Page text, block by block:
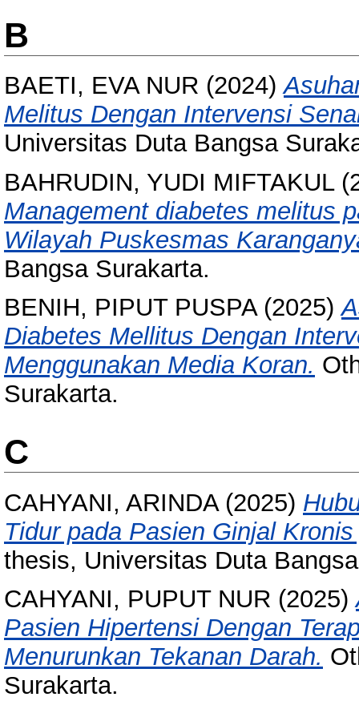
B
BAETI, EVA NUR (2024)
Melitus Dengan Intervensi
Universitas Duta Bangsa
BAHRUDIN, YUDI MIFTAKUL
Management diabetes melitus
Wilayah Puskesmas
Bangsa Surakarta.
BENIH, PIPUT PUSPA(2025)
Diabetes Mellitus Dengan
Menggunakan Media Koran.
Surakarta.
C
CAHYANI, ARINDA(2025)
Tidur pada Pasien Ginjal
thesis, Universitas Duta
CAHYANI, PUPUT NUR (2025)
Pasien Hipertensi Dengan
Menurunkan Tekanan Darah.
Surakarta.